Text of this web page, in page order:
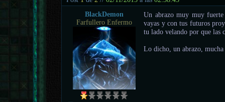
BlackDemon
Farfullero Enfermo
Un abrazo muy muy
vayas y con tus futuros
tu lado velando por que las
Lo dicho, un abrazo,